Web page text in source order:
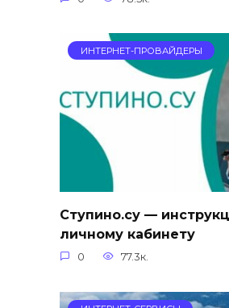
ИНТЕРНЕТ-ПРОВАЙДЕРЫ
Ступино.су —
личному кабинету
0 77.3к.